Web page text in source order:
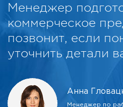
Менеджер
коммерческое
позвонит, если
уточнить детали
Анна
Менеджер по